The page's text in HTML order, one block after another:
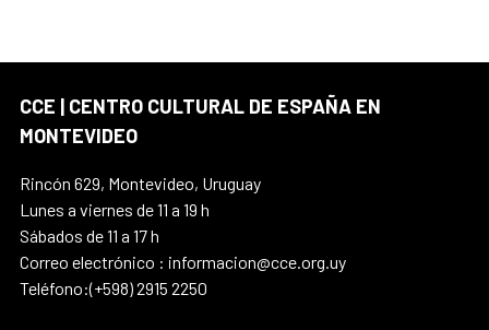
CCE | CENTRO CULTURAL DE ESPAÑA EN
MONTEVIDEO
Rincón 629, Montevideo, Uruguay
Lunes a viernes de 11 a 19 h
Sábados de 11 a 17 h
Correo electrónico : informacion@cce.org.uy
Teléfono:(+598) 2915 2250